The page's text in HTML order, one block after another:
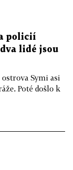
policií
lidé jsou
Symi asi
Poté došlo k